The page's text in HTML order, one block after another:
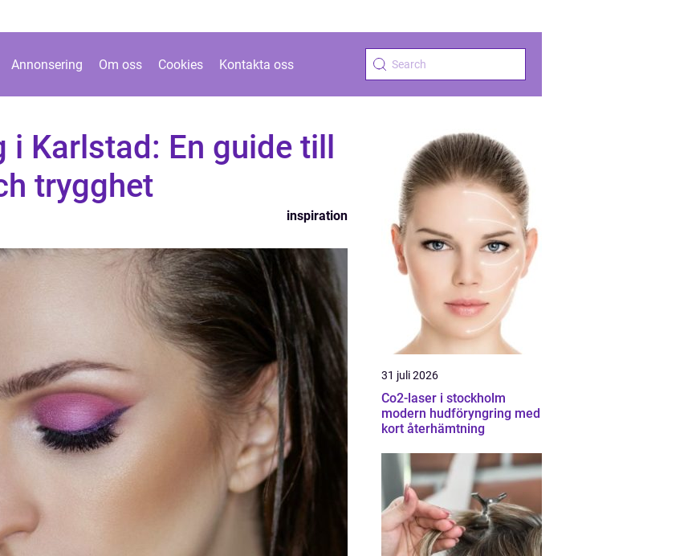
Annonsering Om oss Cookies Kontakta oss
Karlstad: En guide till
trygghet
inspiration
31 juli 2026
Co2-laser i stockholm
modern hudföryngring med
kort återhämtning